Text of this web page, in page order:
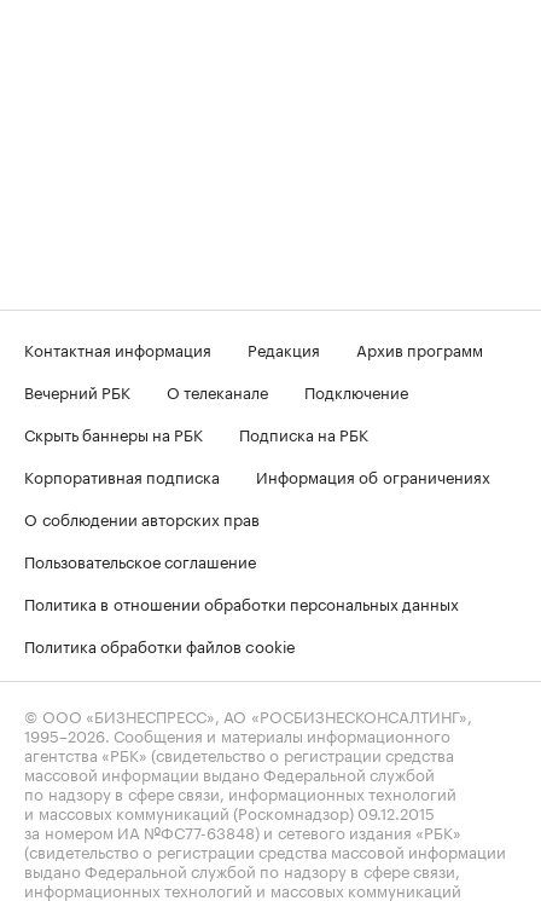
Контактная информация Редакция
Архив программ
Вечерний РБК
О телеканале
Подключение
Скрыть баннеры на РБК
Подписка на РБК
Корпоративная подписка
Информация об ограничениях
О соблюдении авторских прав
Пользовательское соглашение
Политика в отношении обработки персональных данных
Политика обработки файлов cookie
© ООО «БИЗНЕСПРЕСС», АО «РОСБИЗНЕСКОНСАЛТИНГ»,
1995–2026 . Сообщения и материалы информационного
агентства «РБК» (свидетельство о регистрации средства
массовой информации выдано Федеральной службой
по надзору в сфере связи, информационных технологий
и массовых коммуникаций (Роскомнадзор) 09.12.2015
за номером ИА №ФС77-63848) и сетевого издания «РБК»
(свидетельство о регистрации средства массовой информации
выдано Федеральной службой по надзору в сфере связи,
информационных технологий и массовых коммуникаций